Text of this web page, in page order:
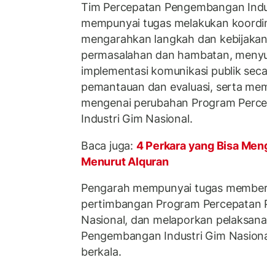
Tim Percepatan Pengembangan
mempunyai tugas melakukan
mengarahkan langkah dan
permasalahan dan hambatan,
implementasi komunikasi publik
pemantauan dan evaluasi, serta
mengenai perubahan Program
Industri Gim Nasional.
Baca juga: 4 Perkara yang Bisa
Menurut Alquran
Pengarah mempunyai tugas
pertimbangan Program Percepatan
Nasional, dan melaporkan
Pengembangan Industri Gim
berkala.